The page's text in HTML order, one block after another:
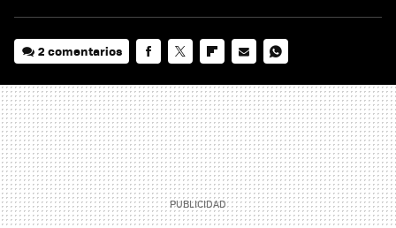
2 comentarios
MAIL